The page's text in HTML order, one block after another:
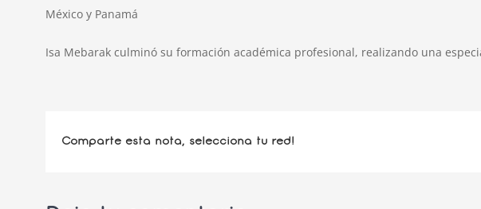
México y Panamá
Isa Mebarak culminó su formación académica profesional, realizando una
Comparte esta nota, selecciona tu red!